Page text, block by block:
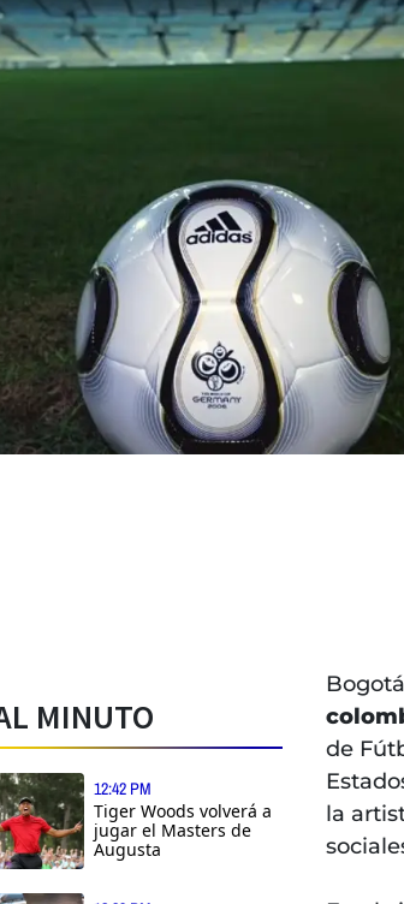
MINUTO
12:42 PM
Tiger Woods volverá a
jugar el Masters de
Augusta
de
la